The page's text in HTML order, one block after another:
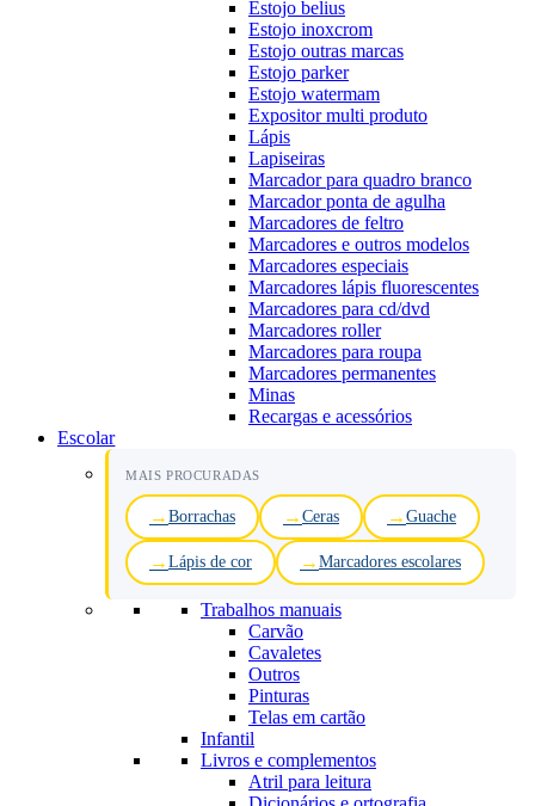
Estojo belius
Estojo inoxcrom
Estojo outras marcas
Estojo parker
Estojo watermam
Expositor multi produto
Lápis
Lapiseiras
Marcador para quadro branco
Marcador ponta de agulha
Marcadores de feltro
Marcadores e outros modelos
Marcadores especiais
Marcadores lápis fluorescentes
Marcadores para cd/dvd
Marcadores roller
Marcadores para roupa
Marcadores permanentes
Minas
Recargas e acessórios
Escolar
MAIS PROCURADAS
Borrachas Ceras Guache
Lápis de cor Marcadores escolares
Trabalhos manuais
Carvão
Cavaletes
Outros
Pinturas
Telas em cartão
Infantil
Livros e complementos
Atril para leitura